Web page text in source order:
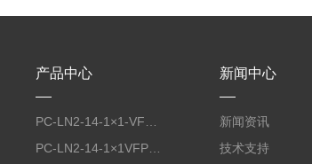
产品中心 新闻中心
新闻资讯
技术支持